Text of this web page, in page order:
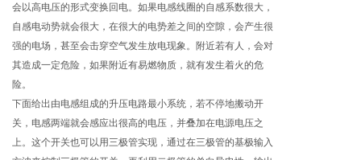
会以高电压的形式变换回电。如果电感线圈的自感系数很大，
自感电动势就会很大，在很大的电势差之间的空隙，会产生很
强的电场，甚至会击穿空气发生放电现象。附近若有人，会对
其造成一定危险，如果附近有易燃物质，就有发生着火的危
险。
下面给出由电感组成的升压电路最小系统，若不停地搬动开
关，电感两端就会感应出很高的电压，并叠加在电源电压之
上。这个开关也可以用三极管实现，通过在三极管的基极输入